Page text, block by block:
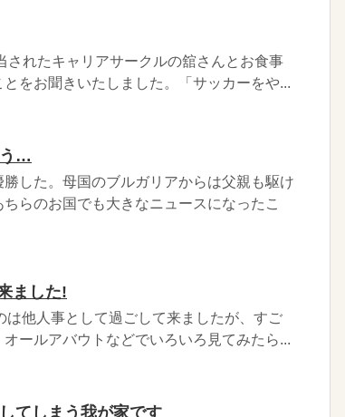
されたキャリアサークルの舘さんとお食事
をお聞きいたしました。「サッカーをや...
う…
した。母国のブルガリアからは父親も駆け
らのお国でも大きなニュースになったこ
ました!
は他人事として過ごして来ましたが、すご
ールアバウトなどでいろいろ見てみたら...
てしまう我が家です